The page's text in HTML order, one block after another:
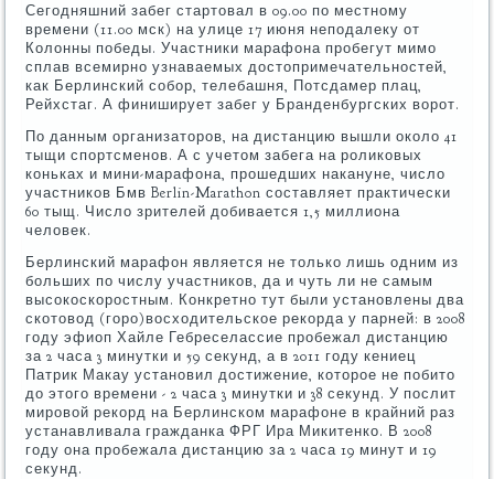
Сегодняшний забег стартовал в 09.00 по местному
времени (11.00 мск) на улице 17 июня неподалеку от
Колонны победы. Участники марафона пробегут мимо
сплав всемирно узнаваемых достопримечательностей,
как Берлинский собор, телебашня, Потсдамер плац,
Рейхстаг. А финиширует забег у Бранденбургских ворот.
По данным организаторов, на дистанцию вышли около 41
тыщи спортсменов. А с учетом забега на роликовых
коньках и мини-марафона, прошедших накануне, число
участников Бмв Berlin-Marathon составляет практически
60 тыщ. Число зрителей добивается 1,5 миллиона
человек.
Берлинский марафон является не только лишь одним из
больших по числу участников, да и чуть ли не самым
высокоскоростным. Конкретно тут были установлены два
скотовод (горо)восходительское рекорда у парней: в 2008
году эфиоп Хайле Гебреселассие пробежал дистанцию
за 2 часа 3 минутки и 59 секунд, а в 2011 году кениец
Патрик Макау установил достижение, которое не побито
до этого времени - 2 часа 3 минутки и 38 секунд. У послит
мировой рекорд на Берлинском марафоне в крайний раз
устанавливала гражданка ФРГ Ира Микитенко. В 2008
году она пробежала дистанцию за 2 часа 19 минут и 19
секунд.